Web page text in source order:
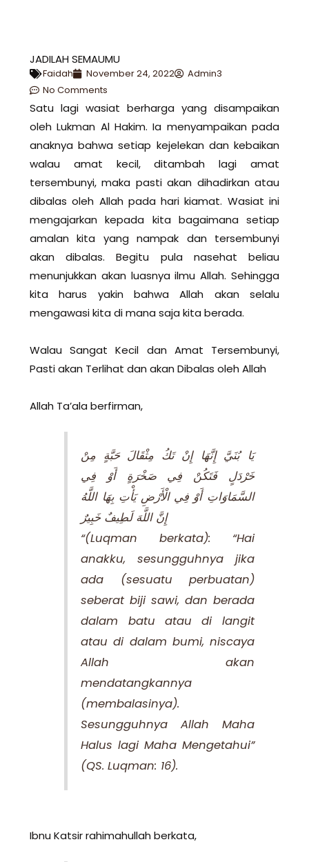
JADILAH SEMAUMU
Faidah November 24, 2022
Admin3
No Comments
Satu lagi wasiat berharga yang disampaikan
oleh Lukman Al Hakim. Ia menyampaikan pada
anaknya bahwa setiap kejelekan dan kebaikan
walau amat kecil, ditambah lagi amat
tersembunyi, maka pasti akan dihadirkan atau
dibalas oleh Allah pada hari kiamat. Wasiat ini
mengajarkan kepada kita bagaimana setiap
amalan kita yang nampak dan tersembunyi
akan dibalas. Begitu pula nasehat beliau
menunjukkan akan luasnya ilmu Allah. Sehingga
kita harus yakin bahwa Allah akan selalu
mengawasi kita di mana saja kita berada.
Walau Sangat Kecil dan Amat Tersembunyi,
Pasti akan Terlihat dan akan Dibalas oleh Allah
Allah Ta’ala berfirman,
يَا بُنَيَّ إِنَّهَا إِنْ تَكُ مِثْقَالَ حَبَّةٍ مِنْ
خَرْدَلٍ فَتَكُنْ فِي صَخْرَةٍ أَوْ فِي
السَّمَاوَاتِ أَوْ فِي الْأَرْضِ يَأْتِ بِهَا اللَّهُ
إِنَّ اللَّهَ لَطِيفٌ خَبِيرٌ
“(Luqman berkata): “Hai
anakku, sesungguhnya jika
ada (sesuatu perbuatan)
seberat biji sawi, dan berada
dalam batu atau di langit
atau di dalam bumi, niscaya
Allah akan
mendatangkannya
(membalasinya).
Sesungguhnya Allah Maha
Halus lagi Maha Mengetahui”
(QS. Luqman: 16).
Ibnu Katsir rahimahullah berkata,